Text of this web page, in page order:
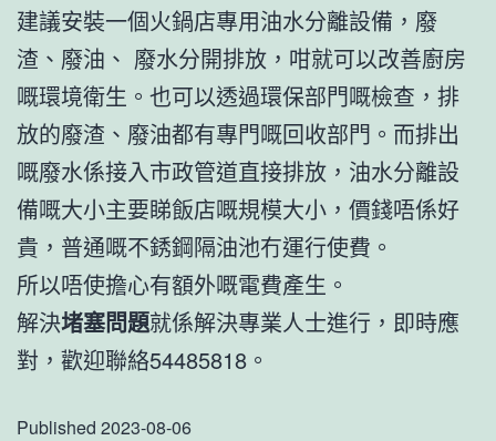
建議安裝一個火鍋店專用油水分離設備，廢
渣、廢油、 廢水分開排放，咁就可以改善廚房
嘅環境衛生。也可以透過環保部門嘅檢查，排
放的廢渣、廢油都有專門嘅回收部門。而排出
嘅廢水係接入市政管道直接排放，油水分離設
備嘅大小主要睇飯店嘅規模大小，價錢唔係好
貴，普通嘅不銹鋼隔油池冇運行使費。
所以唔使擔心有額外嘅電費產生。
解決堵塞問題就係解決專業人士進行，即時應
對，歡迎聯絡54485818。
Published 2023-08-06